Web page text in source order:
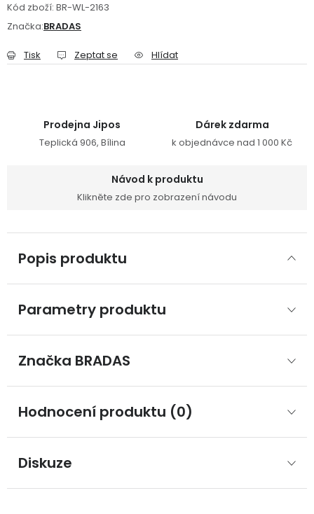
Podmínky ochrany osobních údajů
Kód zboží: BR-WL-2163
Značka:BRADAS
Tisk Zeptat se Hlídat
Prodejna Jipos
Teplická 906, Bílina
Dárek zdarma
k objednávce nad 1 000 Kč
Návod k produktu
Klikněte zde pro zobrazení návodu
Popis produktu
Parametry produktu
Značka BRADAS
Hodnocení produktu (0)
Diskuze